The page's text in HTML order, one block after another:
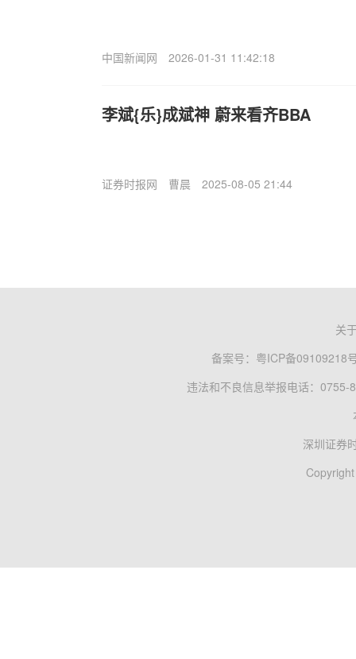
中国新闻网 2026-01-31 11:42:18
李斌{乐}成斌神 蔚来看齐BBA
证券时报网 曹晨 2025-08-05 21:44
关
备案号： 粤ICP备09109218
违法和不良信息举报电话：0755-
深圳证券